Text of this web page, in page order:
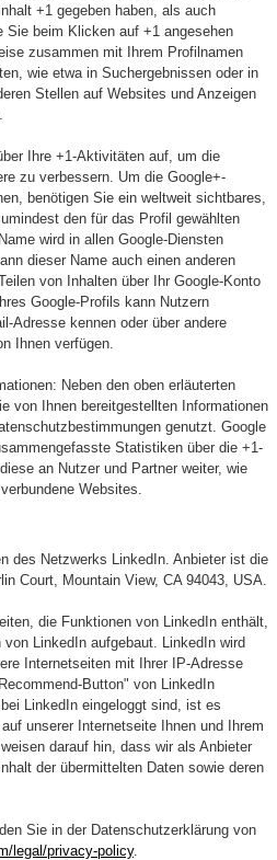
+1 gegeben haben, als auch
Sie beim Klicken auf +1 angesehen
zusammen mit Ihrem Profilnamen
wie etwa in Suchergebnissen oder in
Stellen auf Websites und Anzeigen
Ihre +1-Aktivitäten auf, um die
zu verbessern. Um die Google+-
benötigen Sie ein weltweit sichtbares,
den für das Profil gewählten
wird in allen Google-Diensten
dieser Name auch einen anderen
von Inhalten über Ihr Google-Konto
Google-Profils kann Nutzern
Adresse kennen oder über andere
Ihnen verfügen.
Neben den oben erläuterten
von Ihnen bereitgestellten Informationen
genutzt. Google
Statistiken über die +1-
an Nutzer und Partner weiter, wie
Websites.
des Netzwerks LinkedIn. Anbieter ist die
Court, Mountain View, CA 94043, USA.
die Funktionen von LinkedIn enthält,
LinkedIn aufgebaut. LinkedIn wird
Internetseiten mit Ihrer IP-Adresse
Button" von LinkedIn
LinkedIn eingeloggt sind, ist es
unserer Internetseite Ihnen und Ihrem
darauf hin, dass wir als Anbieter
der übermittelten Daten sowie deren
Sie in der Datenschutzerklärung von
legal/privacy-policy.